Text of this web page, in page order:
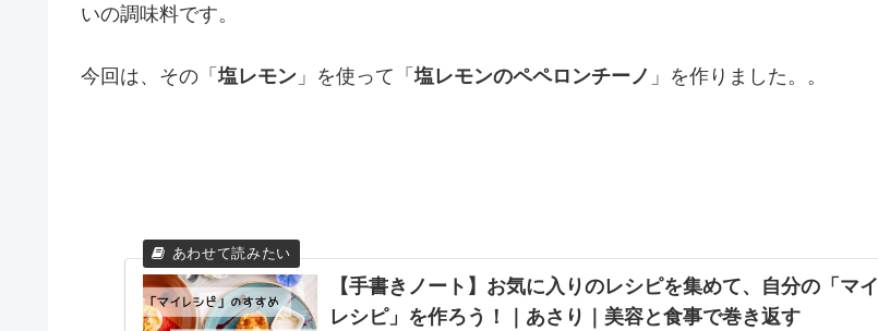
いの調味料です。
今回は、その「塩レモン 」を使って「塩レモンのペペロンチーノ 」を作りました。。
【手書きノート】お気に入りのレシピを集めて、自分の「マイ
レシピ」を作ろう！｜あさり｜美容と食事で巻き返す